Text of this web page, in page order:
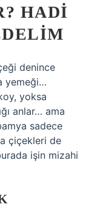
HADI
denince
yemeği…
yoksa
anlar… ama
sadece
çiçekleri de
işin mizahi